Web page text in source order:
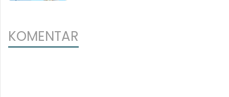
KOMENTAR